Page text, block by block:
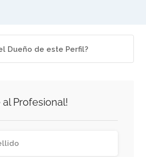
Dueño de este Perfil?
al Profesional!